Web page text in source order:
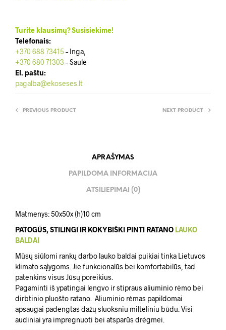
Turite klausimų? Susisiekime!
Telefonais:
+370 688 73415– Inga,
+370 680 71303 – Saulė
El. paštu:
pagalba@ekoseses.lt
PREVIOUS PRODUCT NEXT PRODUCT
APRAŠYMAS
PAPILDOMA INFORMACIJA
ATSILIEPIMAI (0)
Matmenys: 50x50x (h)10 cm
PATOGŪS, STILINGI IR KOKYBIŠKI PINTI RATANO LAUKO
BALDAI
Mūsų siūlomi rankų darbo lauko baldai puikiai tinka Lietuvos
klimato sąlygoms. Jie funkcionalūs bei komfortabilūs, tad
patenkins visus Jūsų poreikius.
Pagaminti iš ypatingai lengvo ir stipraus aliuminio rėmo bei
dirbtinio pluošto ratano. Aliuminio rėmas papildomai
apsaugai padengtas dažų sluoksniu milteliniu būdu. Visi
audiniai yra impregnuoti bei atsparūs drėgmei.